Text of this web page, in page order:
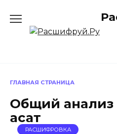
содержанию
ГЛАВНАЯ СТРАНИЦА
Общий анализ
асат
РАСШИФРОВКА